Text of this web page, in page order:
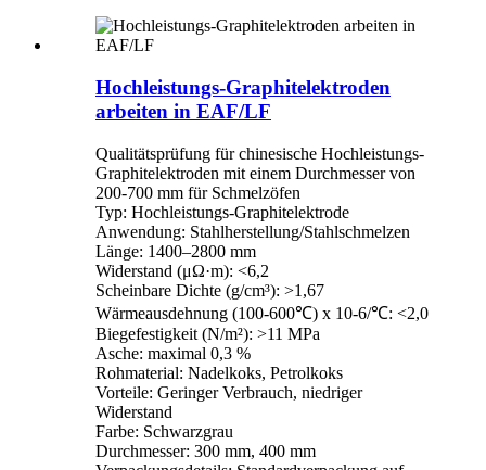
Hochleistungs-Graphitelektroden
arbeiten in EAF/LF
Qualitätsprüfung für chinesische Hochleistungs-
Graphitelektroden mit einem Durchmesser von
200-700 mm für Schmelzöfen
Typ: Hochleistungs-Graphitelektrode
Anwendung: Stahlherstellung/Stahlschmelzen
Länge: 1400–2800 mm
Widerstand (μΩ·m): <6,2
Scheinbare Dichte (g/cm³): >1,67
Wärmeausdehnung (100-600℃) x 10-6/℃: <2,0
Biegefestigkeit (N/m²): >11 MPa
Asche: maximal 0,3 %
Rohmaterial: Nadelkoks, Petrolkoks
Vorteile: Geringer Verbrauch, niedriger
Widerstand
Farbe: Schwarzgrau
Durchmesser: 300 mm, 400 mm